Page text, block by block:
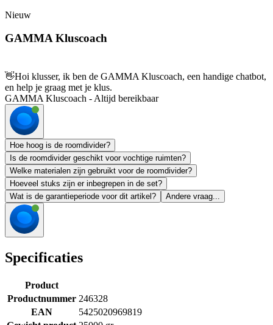
Nieuw
GAMMA Kluscoach
👋Hoi klusser, ik ben de GAMMA Kluscoach, een handige chatbot,
en help je graag met je klus.
GAMMA Kluscoach - Altijd bereikbaar
Hoe hoog is de roomdivider?
Is de roomdivider geschikt voor vochtige ruimten?
Welke materialen zijn gebruikt voor de roomdivider?
Hoeveel stuks zijn er inbegrepen in de set?
Wat is de garantieperiode voor dit artikel?
Andere vraag...
Specificaties
Product
Productnummer 246328
EAN
5425020969819